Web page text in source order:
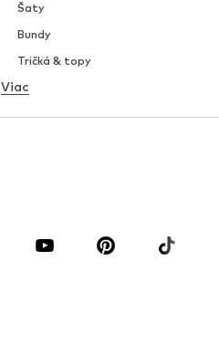
Šaty
Bundy
Tričká & topy
Bielizeň
Blúzky & tuniky
Premium
Viac